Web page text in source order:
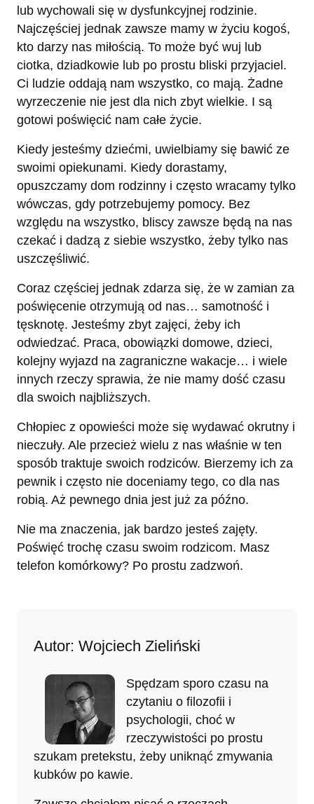
lub wychowali się w dysfunkcyjnej rodzinie.
Najczęściej jednak zawsze mamy w życiu kogoś,
kto darzy nas miłością. To może być wuj lub
ciotka, dziadkowie lub po prostu bliski przyjaciel.
Ci ludzie oddają nam wszystko, co mają. Żadne
wyrzeczenie nie jest dla nich zbyt wielkie. I są
gotowi poświęcić nam całe życie.
Kiedy jesteśmy dziećmi, uwielbiamy się bawić ze
swoimi opiekunami. Kiedy dorastamy,
opuszczamy dom rodzinny i często wracamy tylko
wówczas, gdy potrzebujemy pomocy. Bez
względu na wszystko, bliscy zawsze będą na nas
czekać i dadzą z siebie wszystko, żeby tylko nas
uszczęśliwić.
Coraz częściej jednak zdarza się, że w zamian za
poświęcenie otrzymują od nas… samotność i
tęsknotę. Jesteśmy zbyt zajęci, żeby ich
odwiedzać. Praca, obowiązki domowe, dzieci,
kolejny wyjazd na zagraniczne wakacje… i wiele
innych rzeczy sprawia, że nie mamy dość czasu
dla swoich najbliższych.
Chłopiec z opowieści może się wydawać okrutny i
nieczuły. Ale przecież wielu z nas właśnie w ten
sposób traktuje swoich rodziców. Bierzemy ich za
pewnik i często nie doceniamy tego, co dla nas
robią. Aż pewnego dnia jest już za późno.
Nie ma znaczenia, jak bardzo jesteś zajęty.
Poświęć trochę czasu swoim rodzicom. Masz
telefon komórkowy? Po prostu zadzwoń.
Autor: Wojciech Zieliński
Spędzam sporo czasu na
czytaniu o filozofii i
psychologii, choć w
rzeczywistości po prostu
szukam pretekstu, żeby uniknąć zmywania
kubków po kawie.